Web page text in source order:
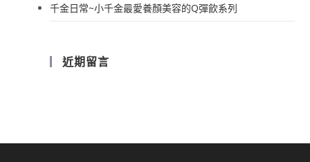
千金日常~小千金最愛養顏美容的Q彈飲系列
近期留言